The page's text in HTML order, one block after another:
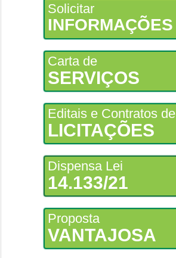
Solicitar
INFORMAÇÕES
Carta de
SERVIÇOS
Editais e Contratos de
LICITAÇÕES
Dispensa Lei
14.133/21
Proposta
VANTAJOSA